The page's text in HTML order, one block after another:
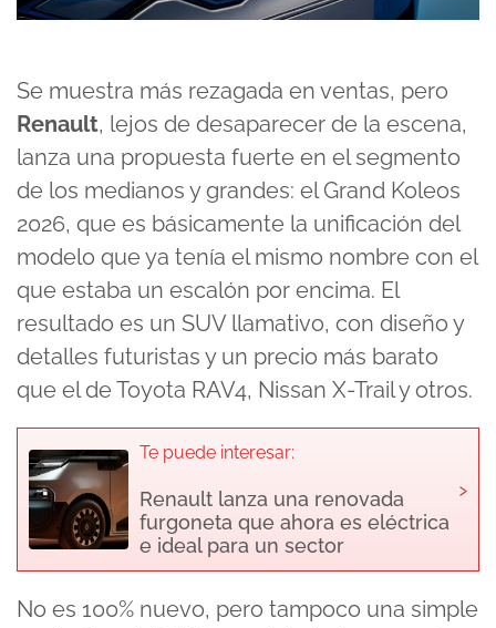
Se muestra más rezagada en ventas, pero
Renault, lejos de desaparecer de la escena,
lanza una propuesta fuerte en el segmento
de los medianos y grandes: el Grand Koleos
2026, que es básicamente la unificación del
modelo que ya tenía el mismo nombre con el
que estaba un escalón por encima. El
resultado es un SUV llamativo, con diseño y
detalles futuristas y un precio más barato
que el de Toyota RAV4, Nissan X-Trail y otros.
Te puede interesar:
Renault lanza una renovada
furgoneta que ahora es eléctrica
e ideal para un sector
›
No es 100% nuevo, pero tampoco una simple